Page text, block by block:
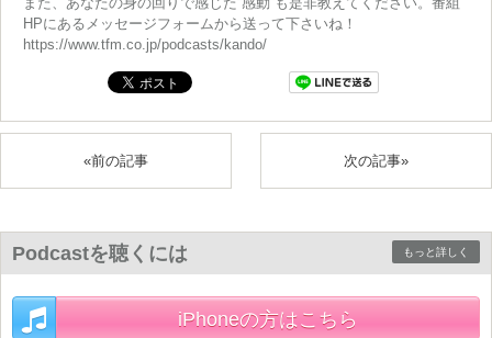
HPにあるメッセージフォームから送って下さいね！
https://www.tfm.co.jp/podcasts/kando/
«前の記事 次の記事»
Podcastを聴くには もっと詳しく
iPhoneの方はこちら